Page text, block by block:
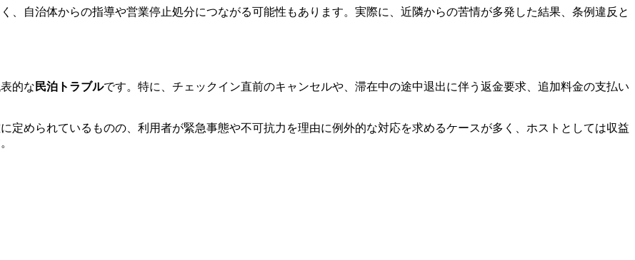
、自治体からの指導や営業停止処分につながる可能性もあります。実際に、近隣からの苦情が多発した結果、条例違反と
的な 民泊トラブルです。特に、チェックイン直前のキャンセルや、滞在中の途中退出に伴う返金要求、追加料金の支払い
定められているものの、利用者が緊急事態や不可抗力を理由に例外的な対応を求めるケースが多く、ホストとしては収益